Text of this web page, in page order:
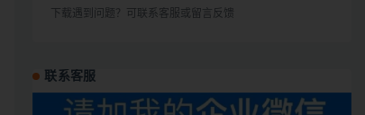
下载遇到问题？可联系客服或留言反馈
联系客服